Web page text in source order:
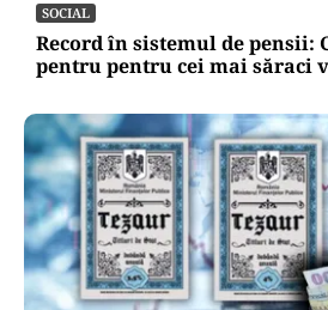
SOCIAL
Record în sistemul de pensii:
pentru pentru cei mai săraci